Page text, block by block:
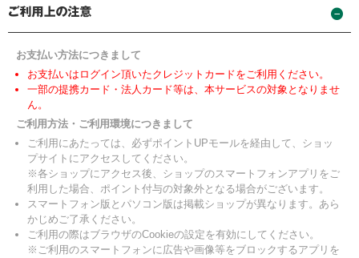
お支払い方法につきまして
お支払いはログイン頂いたクレジットカードをご利用ください。
一部の提携カード・法人カード等は、本サービスの対象となりませ
ん。
ご利用方法・ご利用環境につきまして
ご利用にあたっては、必ずポイントUPモールを経由して、ショッ
プサイトにアクセスしてください。
※各ショップにアクセス後、ショップのスマートフォンアプリをご
利用した場合、ポイント付与の対象外となる場合がございます。
スマートフォン版とパソコン版は掲載ショップが異なります。あら
かじめご了承ください。
ご利用の際はブラウザのCookieの設定を有効にしてください。
※ご利用のスマートフォンに広告や画像等をブロックするアプリを